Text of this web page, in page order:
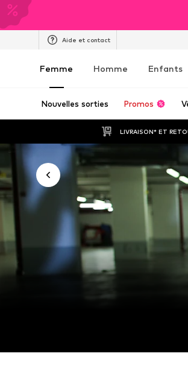
Aide et contact
Femme Homme Enfants
Nouvelles sorties Promos
LIVRAISON* ET